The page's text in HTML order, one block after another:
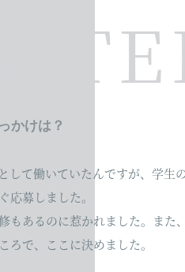
かけは？
して働いていたんですが、学生
応募しました。
もあるのに惹かれました。また
ろで、ここに決めました。